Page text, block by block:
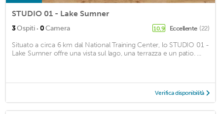
STUDIO 01 - Lake Sumner
3Ospiti · 0Camera 10,9 Eccellente (22)
Situato a circa 6 km dal National Training Center, lo STUDIO 01 -
Lake Sumner offre una vista sul lago, una terrazza e un patio. ...
Verifica disponibilità